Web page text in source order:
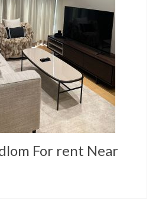
For rent Near